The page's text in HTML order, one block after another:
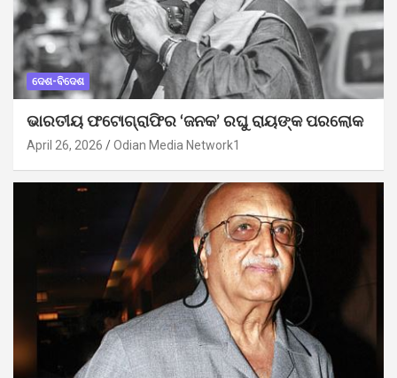
ଦେଶ-ବିଦେଶ
ଭାରତୀୟ ଫଟୋଗ୍ରାଫିର ‘ଜନକ’ ରଘୁ ରାୟଙ୍କ ପରଲୋକ
April 26, 2026 Odian Media Network1